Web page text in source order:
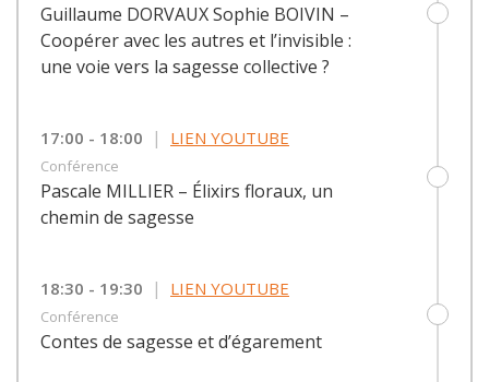
Guillaume DORVAUX Sophie BOIVIN –
Coopérer avec les autres et l’invisible :
une voie vers la sagesse collective ?
17:00 - 18:00 | LIEN YOUTUBE
Conférence
Pascale MILLIER – Élixirs floraux, un
chemin de sagesse
18:30 - 19:30 | LIEN YOUTUBE
Conférence
Contes de sagesse et d’égarement